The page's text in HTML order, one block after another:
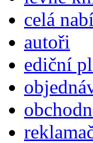
celá
autoři
ediční